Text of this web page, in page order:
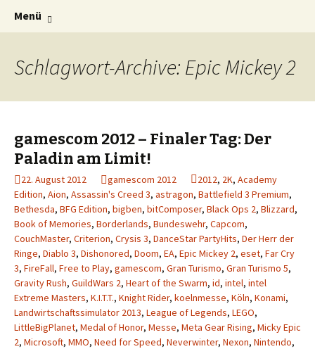
Der Dritte Spieler
Die offizielle Website zum YouTube Kanal
Menü
Schlagwort-Archive: Epic Mickey 2
gamescom 2012 – Finaler Tag: Der
Paladin am Limit!
22. August 2012 gamescom 2012 2012, 2K, Academy
Edition, Aion, Assassin's Creed 3, astragon, Battlefield 3 Premium,
Bethesda, BFG Edition, bigben, bitComposer, Black Ops 2, Blizzard,
Book of Memories, Borderlands, Bundeswehr, Capcom,
CouchMaster, Criterion, Crysis 3, DanceStar PartyHits, Der Herr der
Ringe, Diablo 3, Dishonored, Doom, EA, Epic Mickey 2, eset, Far Cry
3, FireFall, Free to Play, gamescom, Gran Turismo, Gran Turismo 5,
Gravity Rush, GuildWars 2, Heart of the Swarm, id, intel, intel
Extreme Masters, K.I.T.T., Knight Rider, koelnmesse, Köln, Konami,
Landwirtschaftssimulator 2013, League of Legends, LEGO,
LittleBigPlanet, Medal of Honor, Messe, Meta Gear Rising, Micky Epic
2, Microsoft, MMO, Need for Speed, Neverwinter, Nexon, Nintendo,